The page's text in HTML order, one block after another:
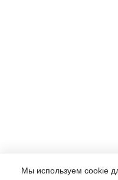
Мы используем cookie